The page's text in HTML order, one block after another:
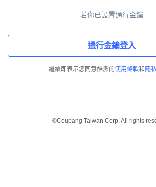
若你已設置通行金鑰
通行金鑰登入
繼續即表示您同意酷澎的使用條款和 隱
©Coupang Taiwan Corp. All rights